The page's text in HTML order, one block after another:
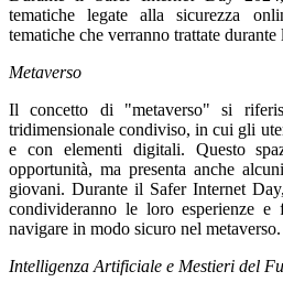
tematiche legate alla sicurezza
tematiche che verranno trattate
Metaverso
Il concetto di "metaverso" si
tridimensionale condiviso, in cui gli
e con elementi digitali. Questo
opportunità, ma presenta anche
giovani. Durante il Safer Internet
condivideranno le loro esperienze e
navigare in modo sicuro nel metaverso.
Intelligenza Artificiale e Mestieri del